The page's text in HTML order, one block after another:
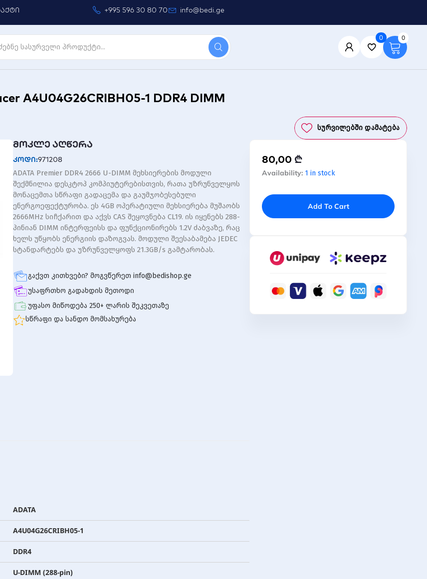
+995 596 30 80 70 info@bedi.ge
0
0
A4U04G26CRIBH05-1 DDR4 DIMM
Სურვილებში Დამატება
მოკლე აღწერა
კოდი:971208
ADATA Premier DDR4 2666 U-DIMM მეხსიერების მოდული
შექმნილია დესკტოპ კომპიუტერებისთვის, რათა უზრუნველყოს
მონაცემთა სწრაფი გადაცემა და გაუმჯობესებული
ენერგოეფექტურობა. ეს 4GB ოპერატიული მეხსიერება მუშაობს
2666MHz სიჩქარით და აქვს CAS შეყოვნება CL19. ის იყენებს 288-
პინიან DIMM ინტერფეისს და ფუნქციონირებს 1.2V ძაბვაზე, რაც
ხელს უწყობს ენერგიის დაზოგვას. მოდული შეესაბამება JEDEC
სტანდარტებს და უზრუნველყოფს 21.3GB/s გამტარობას.
გაქვთ კითხვები? მოგვწერეთ info@bedishop.ge
უსაფრთხო გადახდის მეთოდი
უფასო მიწოდება 250+ ლარის შეკვეთაზე
სწრაფი და სანდო მომსახურება
ADATA
A4U04G26CRIBH05-1
DDR4
U-DIMM (288-pin)
80,00 ₾
Availability: 1 in stock
+ვჯ.
ოპ.
მეხსიერება
4GB
DDR4
DIMM
4GB
Add To Cart